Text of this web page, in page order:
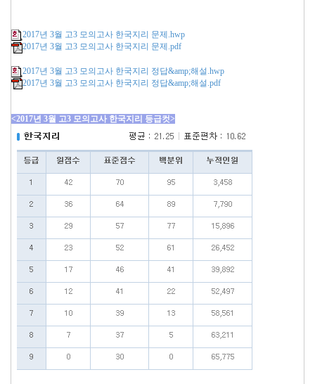
2017년 3월 고3 모의고사 한국지리 문제.hwp
2017년 3월 고3 모의고사 한국지리 문제.pdf
2017년 3월 고3 모의고사 한국지리 정답&amp;해설.hwp
2017년 3월 고3 모의고사 한국지리 정답&amp;해설.pdf
<2017년 3월 고3 모의고사 한국지리 등급컷>